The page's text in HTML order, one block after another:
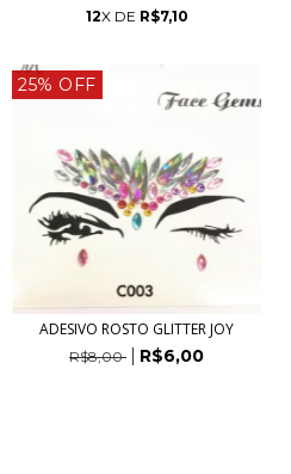
12X DE R$7,10
25% OFF
ADESIVO ROSTO GLITTER JOY
R$8,00 R$6,00